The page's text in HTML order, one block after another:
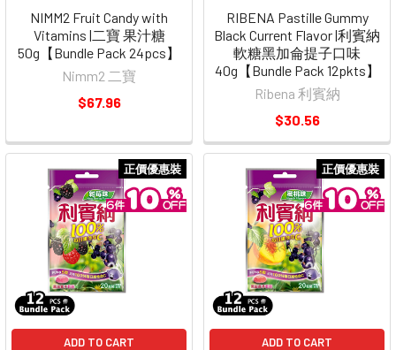
NIMM2 Fruit Candy with
Vitamins |二寶 果汁糖
50g【Bundle Pack 24pcs】
Nimm2 二寶
$67.96
RIBENA Pastille Gummy
Black Current Flavor |利賓納
軟糖黑加侖提子口味
40g【Bundle Pack 12pkts】
Ribena 利賓納
$30.56
正價優惠裝
ADD TO CART
正價優惠裝
ADD TO CART